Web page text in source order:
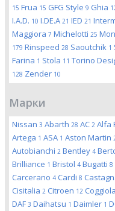
15 Frua 15 GFG Style 9 Ghia
I.A.D. 10 I.DE.A 21 IED 21
Maggiora 7 Michelotti 25
179 Rinspeed 28 Saoutchik 1
Farina 1 Stola 11 Torino
128 Zender 10
Марки
Nissan 3 Abarth 28 AC 2 Alfa
Artega 1 ASA 1 Aston Martin
Autobianchi 2 Bentley 4
Brilliance 1 Bristol 4 Bugatti 8
Carcerano 4 Cardi 8
Cisitalia 2 Citroen 12 Coggiola
DAF 3 Daihatsu 1 Daimler 1